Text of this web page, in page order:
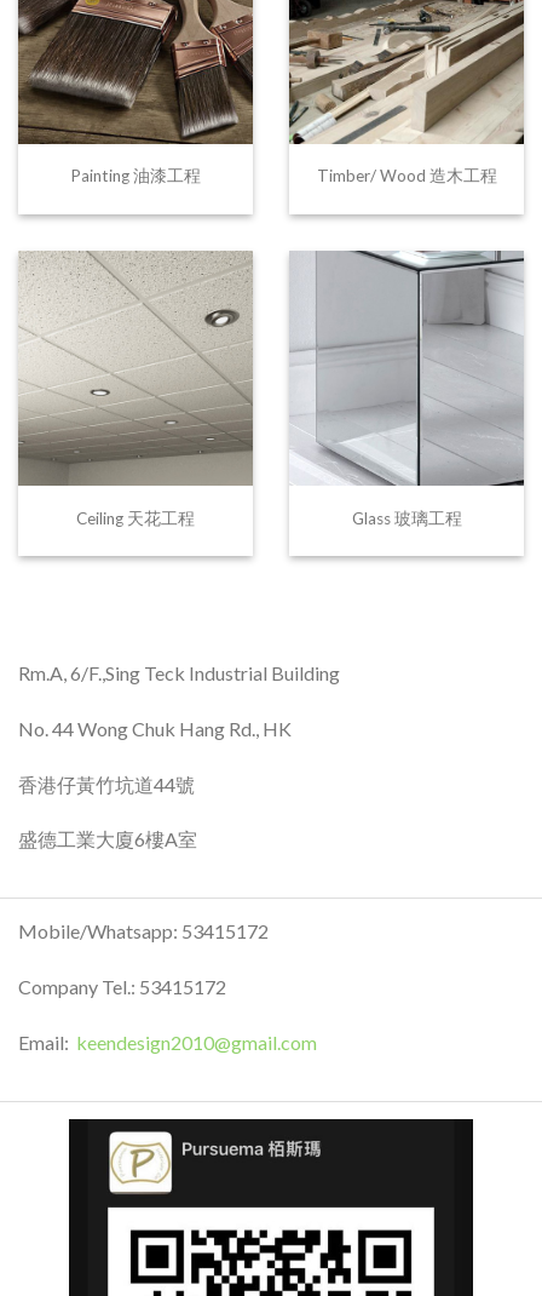
Painting 油漆工程 Timber/ Wood 造木工程
Ceiling 天花工程 Glass 玻璃工程
Rm.A, 6/F.,Sing Teck Industrial Building
No. 44 Wong Chuk Hang Rd., HK
香港仔黃竹坑道44號
盛德工業大廈6樓A室
Mobile/Whatsapp: 53415172
Company Tel.: 53415172
Email: keendesign2010@gmail.com